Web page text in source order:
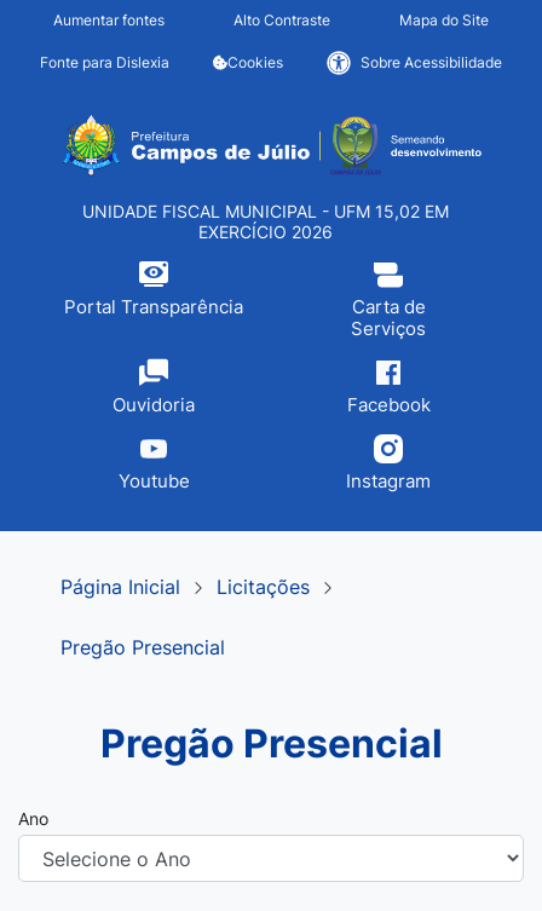
Seção de atalhos e links
Ir para o conteúdo [alt+1]
Ir para o menu [alt+2]
Ir para o rodapé [alt+4]
Aumentar fontes Alto Contraste Mapa do Site
Fonte para Dislexia Cookies Sobre Acessibilidade
Seção do menu principal
UNIDADE FISCAL MUNICIPAL - UFM 15,02 EM
EXERCÍCIO 2026
Portal Transparência
Carta de
Serviços
Ouvidoria Facebook
Youtube Instagram
Página Inicial Licitações
Pregão Presencial
Pregão Presencial
Ano